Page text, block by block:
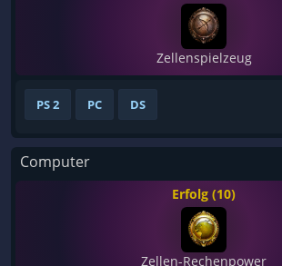
Zellenspielzeug
PS 2 PC DS
Computer
Erfolg (10)
Zellen-Rechenpower